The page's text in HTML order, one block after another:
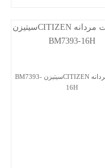
ساعت مردانه CITIZENسیتیزن BM7393-
16H